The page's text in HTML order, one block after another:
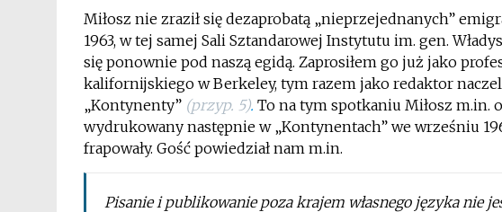
Miłosz nie zraził się dezaprobatą „nieprzejednanych”
1963, w tej samej Sali Sztandarowej Instytutu im. gen.
się ponownie pod naszą egidą. Zaprosiłem go już jako
kalifornijskiego w Berkeley, tym razem jako redaktor
„Kontynenty” (przyp. 5). To na tym spotkaniu Miłosz m.in.
wydrukowany następnie w „Kontynentach” we wrześniu
frapowały. Gość powiedział nam m.in.
Pisanie i publikowanie poza krajem własnego języka nie